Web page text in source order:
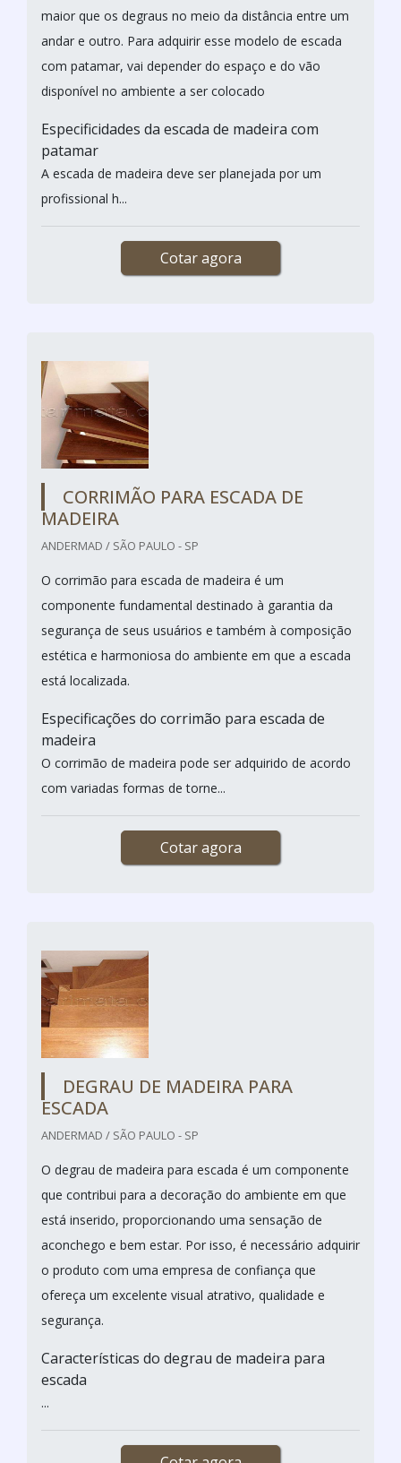
maior que os degraus no meio da distância entre um
andar e outro. Para adquirir esse modelo de escada
com patamar, vai depender do espaço e do vão
disponível no ambiente a ser colocado
Especificidades da escada de madeira com
patamar
A escada de madeira deve ser planejada por um
profissional h...
Cotar agora
CORRIMÃO PARA ESCADA DE
MADEIRA
ANDERMAD / SÃO PAULO - SP
O corrimão para escada de madeira é um
componente fundamental destinado à garantia da
segurança de seus usuários e também à composição
estética e harmoniosa do ambiente em que a escada
está localizada.
Especificações do corrimão para escada de
madeira
O corrimão de madeira pode ser adquirido de acordo
com variadas formas de torne...
Cotar agora
DEGRAU DE MADEIRA PARA
ESCADA
ANDERMAD / SÃO PAULO - SP
O degrau de madeira para escada é um componente
que contribui para a decoração do ambiente em que
está inserido, proporcionando uma sensação de
aconchego e bem estar. Por isso, é necessário adquirir
o produto com uma empresa de confiança que
ofereça um excelente visual atrativo, qualidade e
segurança.
Características do degrau de madeira para
escada
...